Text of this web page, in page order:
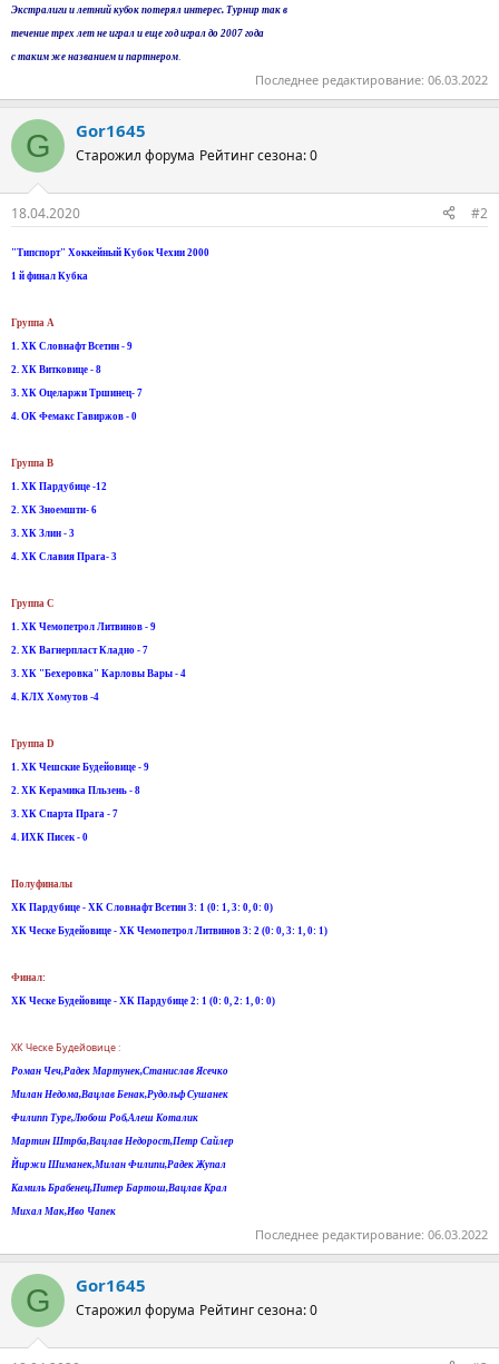
Экстралиги и летний кубок потерял интерес. Турнир так в
течение трех лет не играл и еще год играл до 2007 года
с таким же названием и партнером
Последнее редактирование: 06.03.2022
G Gor1645
Старожил форума Рейтинг сезона: 0
18.04.2020 #2
"Типспорт" Хоккейный Кубок Чехии 2000
1 й финал Кубка
Группа А
1. ХК Словнафт Всетин - 9
2. ХК Витковице - 8
3. ХК Оцеларжи Тршинец- 7
4. ОК Фемакс Гавиржов - 0
Группа B
1. ХК Пардубице -12
2. ХК Зноемшти- 6
3. ХК Злин - 3
4. ХК Славия Прага- 3
Группа C
1. ХК Чемопетрол Литвинов - 9
2. ХК Вагнерпласт Кладно - 7
3. ХК "Бехеровка" Карловы Вары - 4
4. КЛХ Хомутов -4
Группа D
1. ХК Чешские Будейовице - 9
2. ХК Керамика Пльзень - 8
3. ХК Спарта Прага - 7
4. ИХК Писек - 0
Полуфиналы
ХК Пардубице - ХК Словнафт Всетин 3: 1 (0: 1, 3: 0, 0: 0)
ХК Ческе Будейовице - ХК Чемопетрол Литвинов 3: 2 (0: 0, 3: 1, 0: 1)
Финал:
ХК Ческе Будейовице - ХК Пардубице 2: 1 (0: 0, 2: 1, 0: 0)
ХК Ческе Будейовице :
Роман Чеч,Радек Мартунек,Станислав Ясечко
Милан Недома,Вацлав Бенак,Рудольф Сушанек
Филипп Туре,Любош Роб,Aлеш Kоталик
Мартин Штрба,Вацлав Недорост,Петр Сайлер
Йиржи Шиманек,Милан Филипи,Радек Жупал
Камиль Брабенец,Питер Бартош,Вацлав Крал
Михал Мак,Иво Чапек
Последнее редактирование: 06.03.2022
G Gor1645
Старожил форума Рейтинг сезона: 0